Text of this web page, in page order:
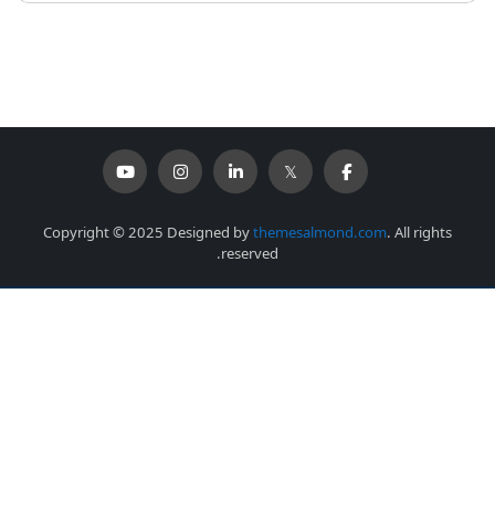
Copyright © 2025 Designed bythemesalmond.com. All rights
reserved.